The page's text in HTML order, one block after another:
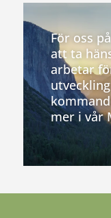
För oss
att ta
arbetar
mer i vår